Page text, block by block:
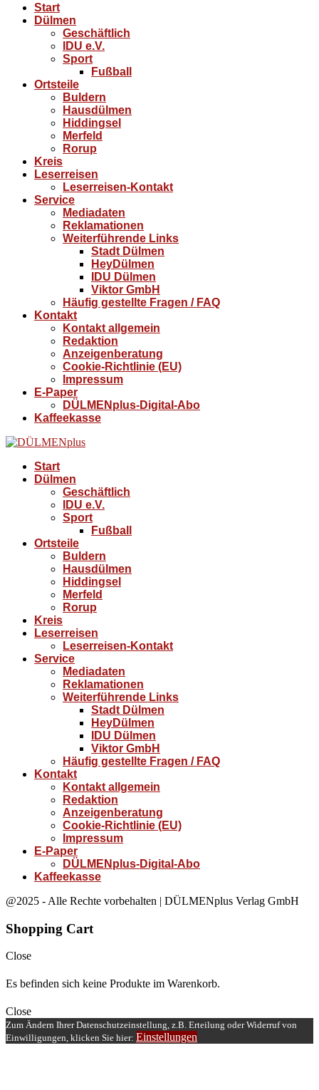
Start
Dülmen
Geschäftlich
IDU e.V.
Sport
Fußball
Ortsteile
Buldern
Hausdülmen
Hiddingsel
Merfeld
Rorup
Kreis
Leserreisen
Leserreisen-Kontakt
Service
Mediadaten
Reklamationen
Weiterführende Links
Stadt Dülmen
HeyDülmen
IDU Dülmen
Viktor GmbH
Häufig gestellte Fragen / FAQ
Kontakt
Kontakt allgemein
Redaktion
Anzeigenberatung
Cookie-Richtlinie (EU)
Impressum
E-Paper
DÜLMENplus-Digital-Abo
Kaffeekasse
Start
Dülmen
Geschäftlich
IDU e.V.
Sport
Fußball
Ortsteile
Buldern
Hausdülmen
Hiddingsel
Merfeld
Rorup
Kreis
Leserreisen
Leserreisen-Kontakt
Service
Mediadaten
Reklamationen
Weiterführende Links
Stadt Dülmen
HeyDülmen
IDU Dülmen
Viktor GmbH
Häufig gestellte Fragen / FAQ
Kontakt
Kontakt allgemein
Redaktion
Anzeigenberatung
Cookie-Richtlinie (EU)
Impressum
E-Paper
DÜLMENplus-Digital-Abo
Kaffeekasse
@2025 - Alle Rechte vorbehalten | DÜLMENplus Verlag GmbH
Shopping Cart
Close
Es befinden sich keine Produkte im Warenkorb.
Close
Zum Ändern Ihrer Datenschutzeinstellung, z.B. Erteilung oder Widerruf von
Einwilligungen, klicken Sie hier: Einstellungen